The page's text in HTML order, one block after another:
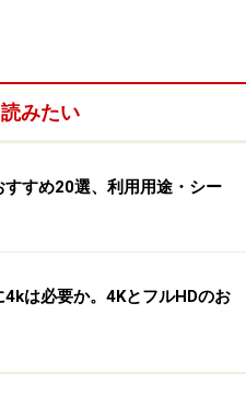
で見る
みたい
すすめ20選、利用用途・シー
4kは必要か。4KとフルHDのお